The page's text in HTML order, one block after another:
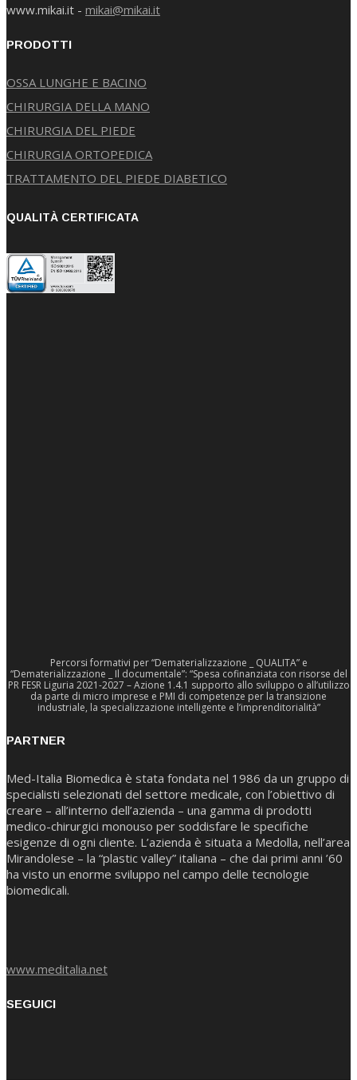
www.mikai.it - mikai@mikai.it
PRODOTTI
OSSA LUNGHE E BACINO
CHIRURGIA DELLA MANO
CHIRURGIA DEL PIEDE
CHIRURGIA ORTOPEDICA
TRATTAMENTO DEL PIEDE DIABETICO
QUALITÀ CERTIFICATA
Percorsi formativi per “Dematerializzazione _ QUALITA” e
“Dematerializzazione _ Il documentale”: “Spesa cofinanziata con risorse del
PR FESR Liguria 2021-2027 – Azione 1.4.1 supporto allo sviluppo o all’utilizzo
da parte di micro imprese e PMI di competenze per la transizione
industriale, la specializzazione intelligente e l’imprenditorialità”
PARTNER
Med-Italia Biomedica è stata fondata nel 1986 da un gruppo di
specialisti selezionati del settore medicale, con l’obiettivo di
creare – all’interno dell’azienda – una gamma di prodotti
medico-chirurgici monouso per soddisfare le specifiche
esigenze di ogni cliente. L’azienda è situata a Medolla, nell’area
Mirandolese – la “plastic valley” italiana – che dai primi anni ’60
ha visto un enorme sviluppo nel campo delle tecnologie
biomedicali.
www.meditalia.net
SEGUICI